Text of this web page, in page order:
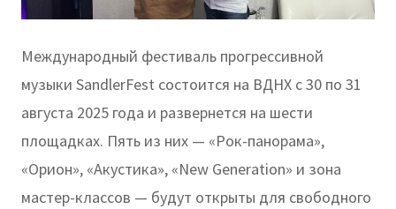
Международный фестиваль прогрессивной
музыки SandlerFest состоится на ВДНХ с 30 по 31
августа 2025 года и развернется на шести
площадках. Пять из них — «Рок-панорама»,
«Орион», «Акустика», «New Generation» и зона
мастер-классов — будут открыты для свободного